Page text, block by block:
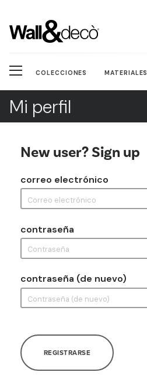
COLECCIONES MATERIALES
Mi perfil
New user? Sign up
correo electrónico
contraseña
contraseña (de nuevo)
REGISTRARSE